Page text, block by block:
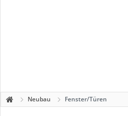
Neubau Fenster/Türen